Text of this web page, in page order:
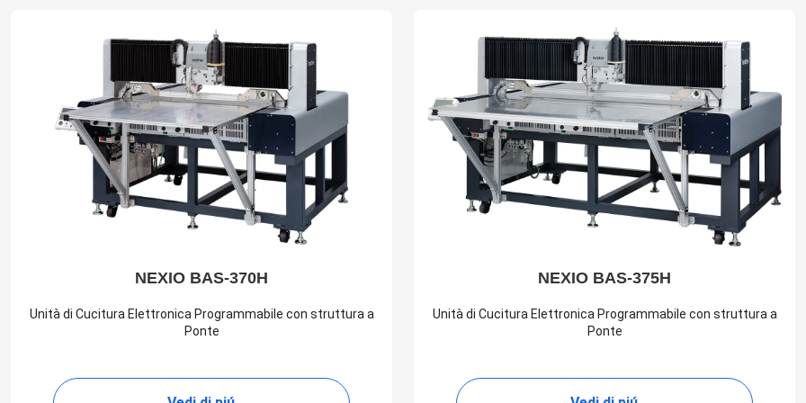
NEXIO BAS-370H
Unità di Cucitura Elettronica Programmabile con struttura a
Ponte
NEXIO BAS-375H
Unità di Cucitura Elettronica Programmabile con struttura a
Ponte